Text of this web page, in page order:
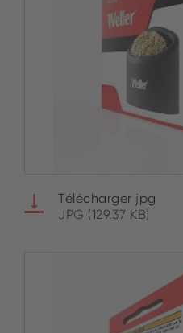
Télécharger jpg
JPG (129.37 KB)